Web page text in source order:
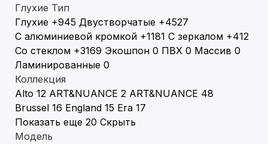
Глухие Тип
Глухие +945 Двустворчатые +4527
С алюминиевой кромкой +1181 С зеркалом +412
Со стеклом +3169 Экошпон 0 ПВХ 0 Массив 0
Ламинированные 0
Коллекция
Alto 12 ART&NUANCE 2 ART&NUANCE 48
Brussel 16 England 15 Era 17
Показать еще 20 Скрыть
Модель